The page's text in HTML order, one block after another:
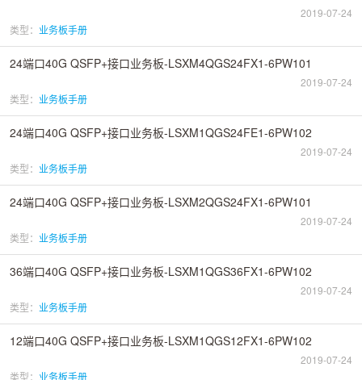
2019-07-24
类型： 业务板手册
24端口40G QSFP+接口业务板-LSXM4QGS24FX1-6PW101
2019-07-24
类型： 业务板手册
24端口40G QSFP+接口业务板-LSXM1QGS24FE1-6PW102
2019-07-24
类型： 业务板手册
24端口40G QSFP+接口业务板-LSXM2QGS24FX1-6PW101
2019-07-24
类型： 业务板手册
36端口40G QSFP+接口业务板-LSXM1QGS36FX1-6PW102
2019-07-24
类型： 业务板手册
12端口40G QSFP+接口业务板-LSXM1QGS12FX1-6PW102
2019-07-24
类型： 业务板手册